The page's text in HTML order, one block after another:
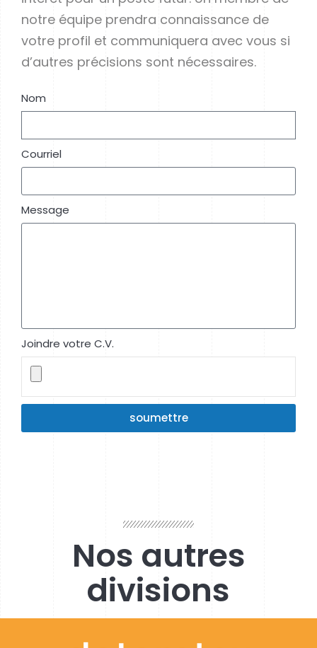
notre équipe prendra connaissance de
votre profil et communiquera avec vous si
d’autres précisions sont nécessaires.
Nom
Courriel
Message
Joindre votre C.V.
soumettre
Nos autres
divisions